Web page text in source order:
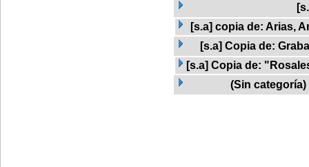
[s.a] copia de: Arias,
[s.a] Copia de:
[s.a] Copia de:
(Sin categoría)